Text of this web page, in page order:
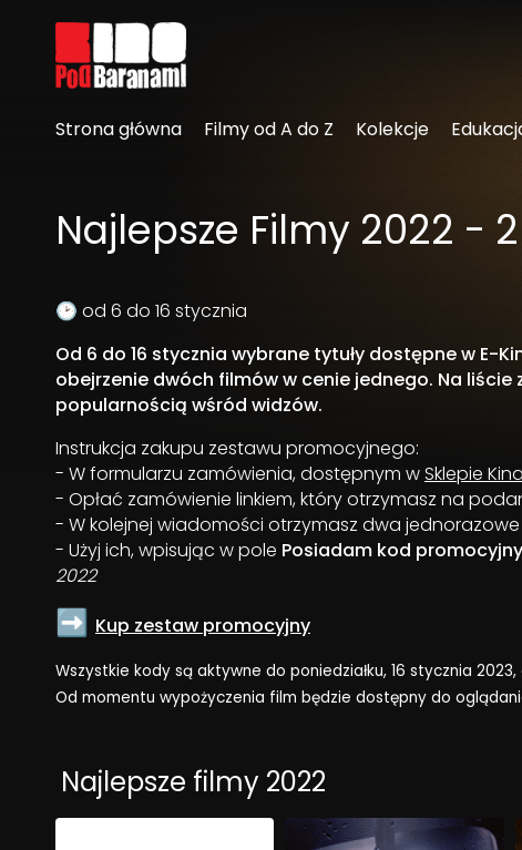
Linki ułatwień dostępu
Strona główna Filmy od A do Z Kolekcje
Najlepsze Filmy 2022 -
🕑 od 6 do 16 stycznia
Od 6 do 16 stycznia wybrane tytuły dostępne w
obejrzenie dwóch filmów w cenie jednego. Na liście
popularnością wśród widzów.
Instrukcja zakupu zestawu promocyjnego:
- W formularzu zamówienia, dostępnym wSklepie
- Opłać zamówienie linkiem, który otrzymasz na
- W kolejnej wiadomości otrzymasz dwa
- Użyj ich, wpisując w pole Posiadam kod promocyjny
2022
➡️ Kup zestaw promocyjny
Wszystkie kody są aktywne do poniedziałku, 16 stycznia 2023,
Od momentu wypożyczenia film będzie dostępny do
Kolekcje
Najlepsze filmy 2022